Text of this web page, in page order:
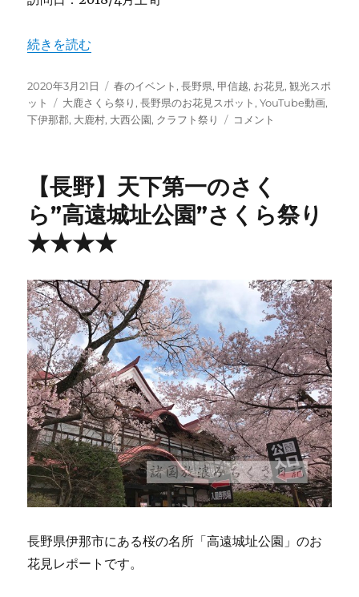
“【長野】赤石岳をバックに3千本の桜 “大西公園”
続きを読む
投
稿
日:
2020年3月21日
カ
テ
ゴ
春のイベント ,長野県,甲信越, お花見 ,観光スポ
ット
タ
グ
大鹿さくら祭り ,長野県のお花見スポット ,YouTube動画,
下伊那郡, 大鹿村, 大西公園, クラフト祭り
【長
岳
を
バ
本
の
桜
“大
西
公
園”
★★★★
に
コメント
【長野】天下第一のさく
ら”高遠城址公園”さくら祭り
★★★★
長野県伊那市にある桜の名所「高遠城址公園」のお
花見レポートです。